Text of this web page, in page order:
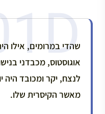
שהדי במרומים, אילו
אוגוסטוס, מכבדני
לנצח, יקר ומכובד היה
מאשר הקיסרית שלו.